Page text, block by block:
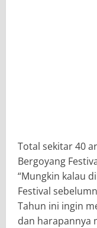
Total sekitar 40
Bergoyang
“Mungkin kalau
Festival
Tahun ini ingin
dan harapannya